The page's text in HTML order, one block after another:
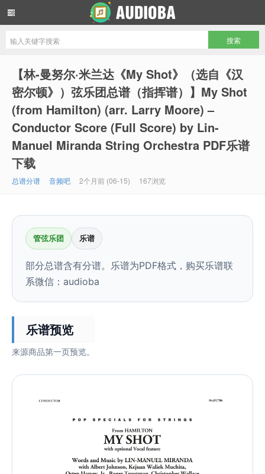
【林-曼努尔·米兰达《My Shot》（选自《汉
密尔顿》）弦乐团总谱（指挥谱）】My Shot
(from Hamilton) (arr. Larry Moore) –
Conductor Score (Full Score) by Lin-
Manuel Miranda String Orchestra PDF乐谱
下载
总谱分谱 音频吧 2个月前 (06-15) 167浏览
管弦乐团 乐谱
部分总谱含有分谱。乐谱为PDF格式，购买乐谱联
系微信：audioba
乐谱预览
来源商品第一页预览。